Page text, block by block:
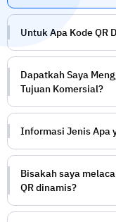
Untuk Apa Kode QR
Dapatkah Saya
Tujuan Komersial?
Informasi Jenis Apa
Bisakah saya
QR dinamis?